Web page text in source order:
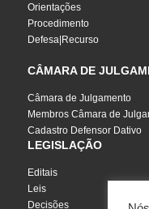
Orientações
Procedimento
Defesa|Recurso
CÂMARA DE
Câmara de Julgamento
Membros Câmara de
Cadastro Defensor Dativo
LEGISLAÇÃO
Editais
Leis
Decisões